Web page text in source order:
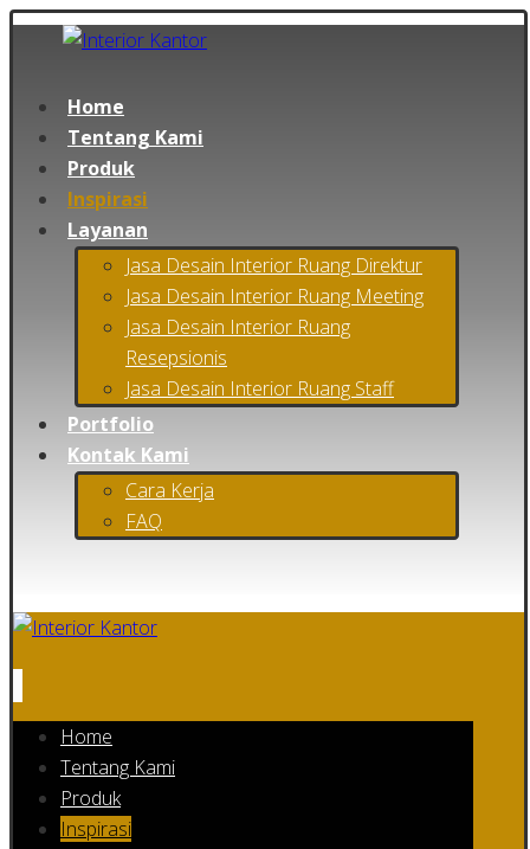
Home
Tentang Kami
Produk
Inspirasi
Layanan
Jasa Desain Interior Ruang Direktur
Jasa Desain Interior Ruang Meeting
Jasa Desain Interior Ruang
Resepsionis
Jasa Desain Interior Ruang Staff
Portfolio
Kontak Kami
Cara Kerja
FAQ
Home
Tentang Kami
Produk
Inspirasi